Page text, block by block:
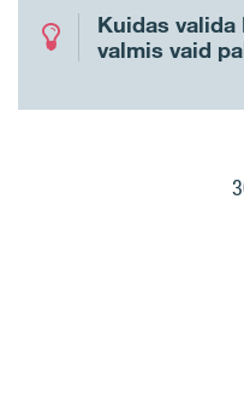
Kuidas valida
valmis vaid